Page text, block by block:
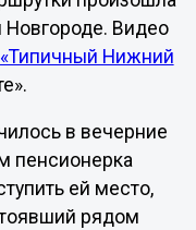
Видео
«Типичный Нижний
в вечерние
пенсионерка
ей место,
рядом